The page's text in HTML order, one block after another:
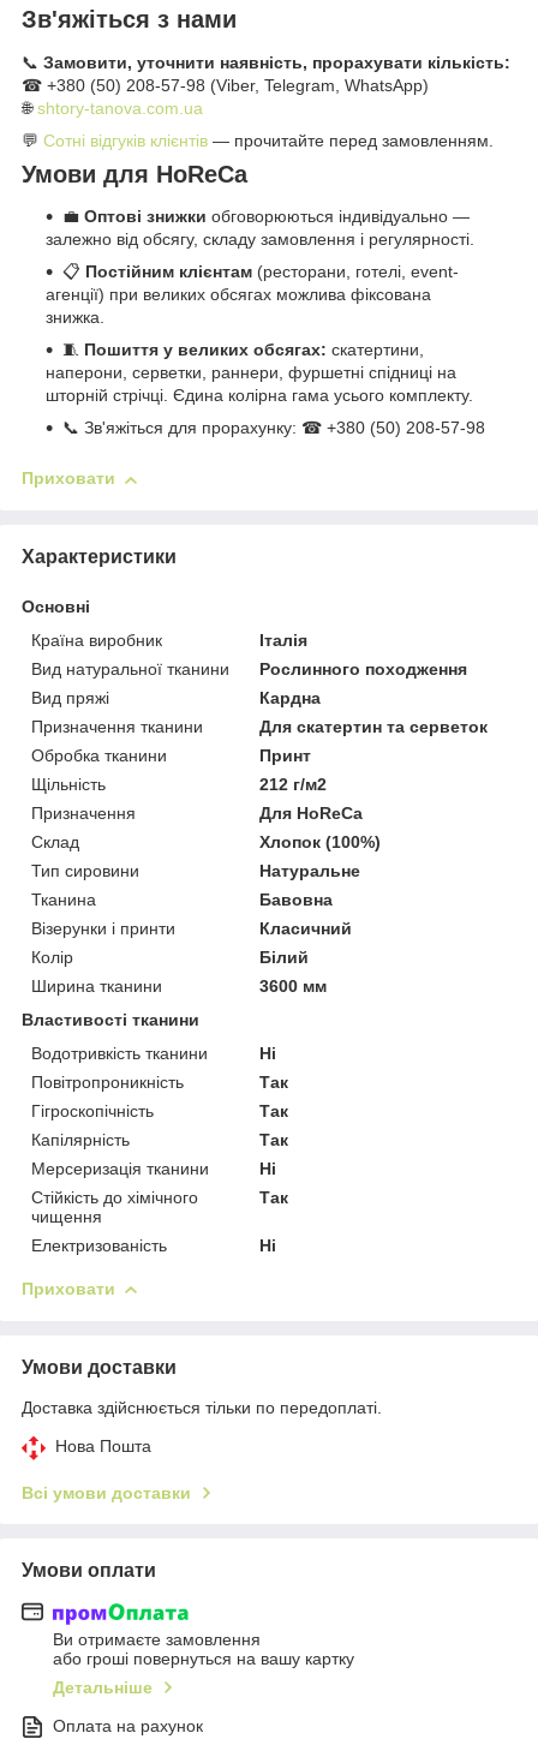
Зв'яжіться з нами
📞 Замовити, уточнити наявність, прорахувати кількість:
☎ +380 (50) 208-57-98 (Viber, Telegram, WhatsApp)
🌐shtory-tanova.com.ua
💬 Сотні відгуків клієнтів — прочитайте перед замовленням.
Умови для HoReCa
💼 Оптові знижки обговорюються індивідуально —
залежно від обсягу, складу замовлення і регулярності.
📋 Постійним клієнтам (ресторани, готелі, event-
агенції) при великих обсягах можлива фіксована
знижка.
🧵 Пошиття у великих обсягах: скатертини,
наперони, серветки, раннери, фуршетні спідниці на
шторній стрічці. Єдина колірна гама усього комплекту.
📞 Зв'яжіться для прорахунку: ☎ +380 (50) 208-57-98
Приховати
Характеристики
Основні
Країна виробник
Італія
Вид натуральної тканини
Рослинного походження
Вид пряжі
Кардна
Призначення тканини
Для скатертин та серветок
Обробка тканини
Принт
Щільність
212 г/м2
Призначення
Для HoReCa
Склад
Хлопок (100%)
Тип сировини
Натуральне
Тканина
Бавовна
Візерунки і принти
Класичний
Колір
Білий
Ширина тканини
3600 мм
Властивості тканини
Водотривкість тканини
Ні
Повітропроникність
Так
Гігроскопічність
Так
Капілярність
Так
Мерсеризація тканини
Ні
Стійкість до хімічного
чищення
Так
Електризованість Ні
Приховати
Умови доставки
Доставка здійснюється тільки по передоплаті.
Нова Пошта
Всі умови доставки
Умови оплати
Ви отримаєте замовлення
або гроші повернуться на вашу картку
Детальніше
Оплата на рахунок